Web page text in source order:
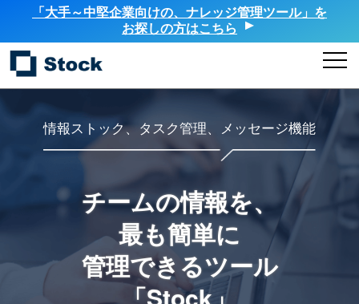
「大手～中堅企業向けの、ナレッジ管理ツール」を
お探しの方はこちら
情報ストック、タスク管理、メッセージ機能
チームの情報を、
最も簡単に
管理できるツール